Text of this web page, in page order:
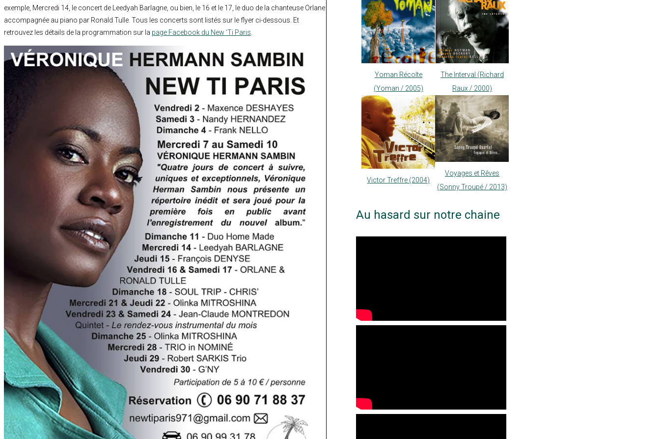
exemple, Mercredi 14, le concert de Leedyah Barlagne, ou bien, le 16 et le 17, le duo de la chanteuse Orlane
accompagnée au piano par Ronald Tulle. Tous les concerts sont listés sur le flyer ci-dessous. Et
retrouvez les détails de la programmation sur la page Facebook du New ‘Ti Paris
Yoman Récolte
(Yoman / 2005)
The Interval (Richard
Raux / 2000)
Victor Treffre (2004)
Voyages et Rêves
(Sonny Troupé / 2013)
Au hasard sur notre chaine